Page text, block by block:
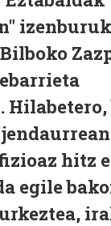
hitz
egile